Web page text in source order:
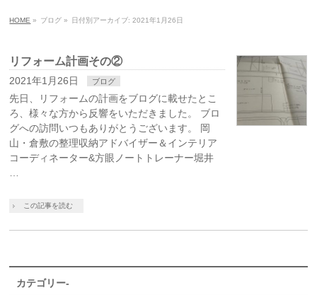
HOME » ブログ » 日付別アーカイブ: 2021年1月26日
リフォーム計画その②
2021年1月26日 ブログ
先日、リフォームの計画をブログに載せたとこ
ろ、様々な方から反響をいただきました。 ブロ
グへの訪問いつもありがとうございます。 岡
山・倉敷の整理収納アドバイザー＆インテリア
コーディネーター&方眼ノートトレーナー堀井
この記事を読む
カテゴリー-